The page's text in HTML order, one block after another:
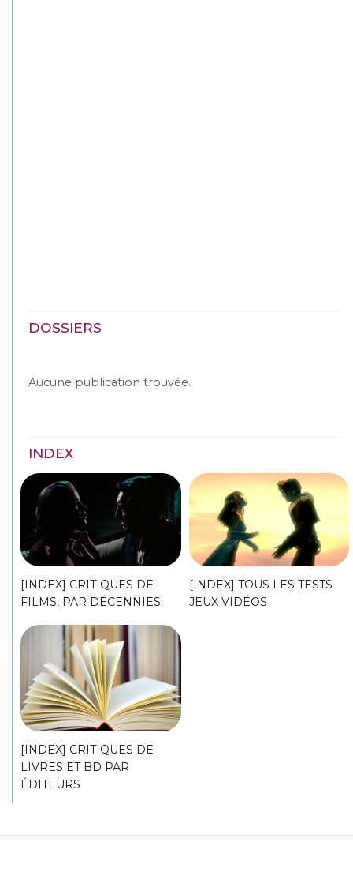
DOSSIERS
Aucune publication trouvée.
INDEX
[INDEX] CRITIQUES DE
FILMS, PAR DÉCENNIES
[INDEX] TOUS LES TESTS
JEUX VIDÉOS
[INDEX] CRITIQUES DE
LIVRES ET BD PAR
ÉDITEURS